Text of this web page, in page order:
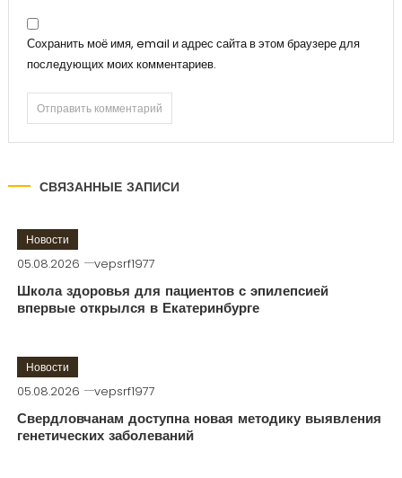
Сохранить моё имя, email и адрес сайта в этом браузере для
последующих моих комментариев.
СВЯЗАННЫЕ ЗАПИСИ
Новости
05.08.2026 vepsrf1977
Школа здоровья для пациентов с эпилепсией
впервые открылся в Екатеринбурге
Новости
05.08.2026 vepsrf1977
Свердловчанам доступна новая методику выявления
генетических заболеваний